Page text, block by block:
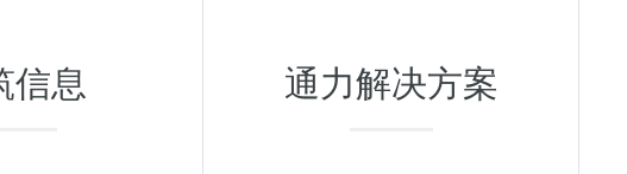
信息 通力解决方案